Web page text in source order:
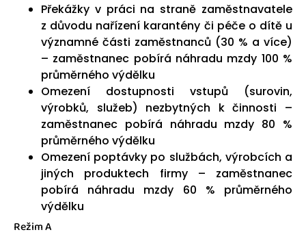
Překážky v práci na straně zaměstnavatele
z důvodu nařízení karantény či péče o dítě u
významné části zaměstnanců (30 % a více)
– zaměstnanec pobírá náhradu mzdy 100 %
průměrného výdělku
Omezení dostupnosti vstupů (surovin,
výrobků, služeb) nezbytných k činnosti –
zaměstnanec pobírá náhradu mzdy 80 %
průměrného výdělku
Omezení poptávky po službách, výrobcích a
jiných produktech firmy – zaměstnanec
pobírá náhradu mzdy 60 % průměrného
výdělku
Režim A